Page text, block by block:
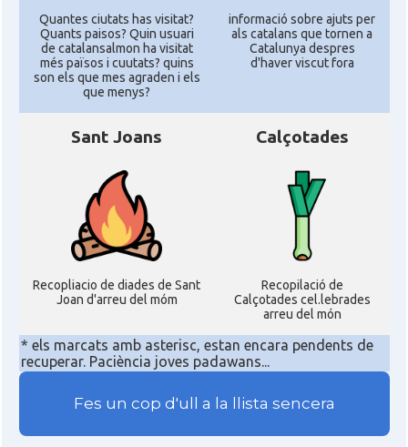
Quantes ciutats has visitat?
Quants paisos? Quin usuari
de catalansalmon ha visitat
més països i cuutats? quins
son els que mes agraden i els
que menys?
informació sobre ajuts per
als catalans que tornen a
Catalunya despres
d'haver viscut fora
Sant Joans
Recopliacio de diades de Sant
Joan d'arreu del móm
Calçotades
Recopilació de
Calçotades cel.lebrades
arreu del món
* els marcats amb asterisc, estan encara pendents de
recuperar. Paciència joves padawans...
Fes un cop d'ull a la llista sencera